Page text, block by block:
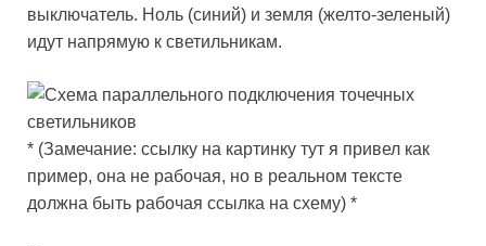
выключатель. Ноль (синий) и земля (желто-зеленый)
идут напрямую к светильникам.
* (Замечание: ссылку на картинку тут я привел как
пример, она не рабочая, но в реальном тексте
должна быть рабочая ссылка на схему) *